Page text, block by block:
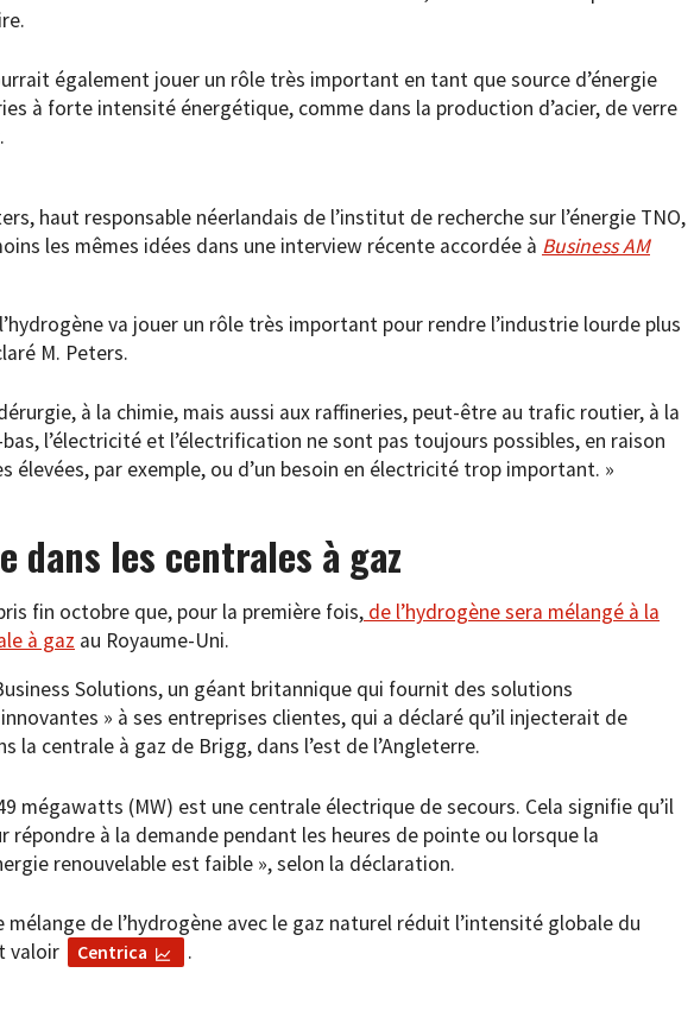
également jouer un rôle très important en tant que source d’énergie
à forte intensité énergétique, comme dans la production d’acier, de verre
haut responsable néerlandais de l’institut de recherche sur l’énergie TNO,
les mêmes idées dans une interview récente accordée à Business AM
va jouer un rôle très important pour rendre l’industrie lourde plus
M. Peters.
à la chimie, mais aussi aux raffineries, peut-être au trafic routier, à la
l’électricité et l’électrification ne sont pas toujours possibles, en raison
élevées, par exemple, ou d’un besoin en électricité trop important. »
dans les centrales à gaz
fin octobre que, pour la première fois, de l’hydrogène sera mélangé à la
à gaz au Royaume-Uni.
Solutions, un géant britannique qui fournit des solutions
» à ses entreprises clientes, qui a déclaré qu’il injecterait de
la centrale à gaz de Brigg, dans l’est de l’Angleterre.
mégawatts (MW) est une centrale électrique de secours. Cela signifie qu’il
répondre à la demande pendant les heures de pointe ou lorsque la
renouvelable est faible », selon la déclaration.
mélange de l’hydrogène avec le gaz naturel réduit l’intensité globale du
valoir
Centrica .